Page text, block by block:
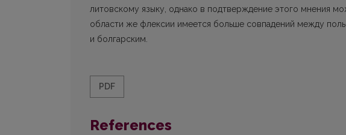
литовскому языку, однако в подтверж­дение этого мнения
области же флексии имеется больше совпадений между
и болгарским.
PDF
References